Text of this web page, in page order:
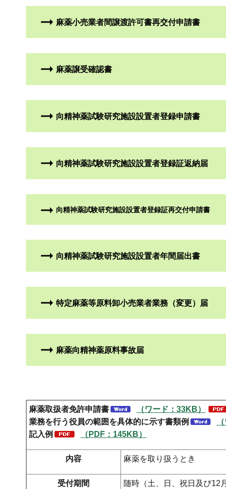
麻薬小売業者間譲渡許可書再交付申請書
麻薬譲受確認書
向精神薬試験研究施設設置者登録申請書
向精神薬試験研究施設設置者登録証返納届
向精神薬試験研究施設設置者登録証再交付申請書
向精神薬試験研究施設設置者年間届出書
特定麻薬等原料卸小売業者業務（変更）届
麻薬向精神薬原料事故届
麻薬取扱者免許申請書 （ワード：33KB）
業務を行う役員の範囲を具体的に示す書類例
記入例
（PDF：145KB）
内容 麻薬を取り扱うとき
受付期間 随時（土、日、祝日及び12